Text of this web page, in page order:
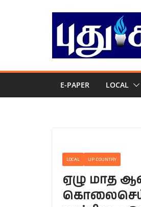
E-PAPER LOCAL
LOCAL UP COUNTRY
ஏழு மாத